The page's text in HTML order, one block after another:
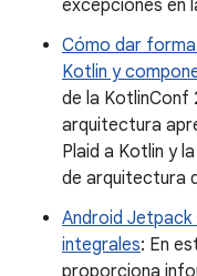
excepciones en
Cómo dar
Kotlin y
de la KotlinConf
arquitectura
Plaid a Kotlin y
de arquitectura
Android Jetpack
integrales: En
proporciona